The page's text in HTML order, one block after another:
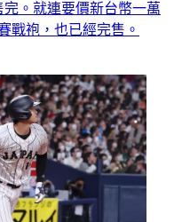
。就連要價新台幣一萬
戰袍，也已經完售。